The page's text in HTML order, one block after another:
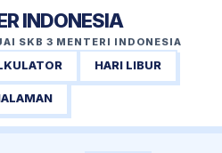
INDONESIA
SKB 3 MENTERI INDONESIA
HARI LIBUR